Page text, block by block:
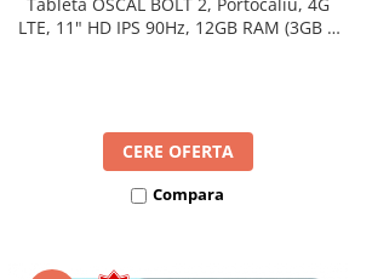
LTE, 11" HD IPS 90Hz, 12GB RAM (3GB +
CERE OFERTA
Compara